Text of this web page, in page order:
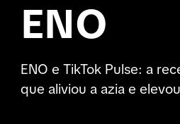
ENO
ENO e TikTok Pulse: a
que aliviou a azia e